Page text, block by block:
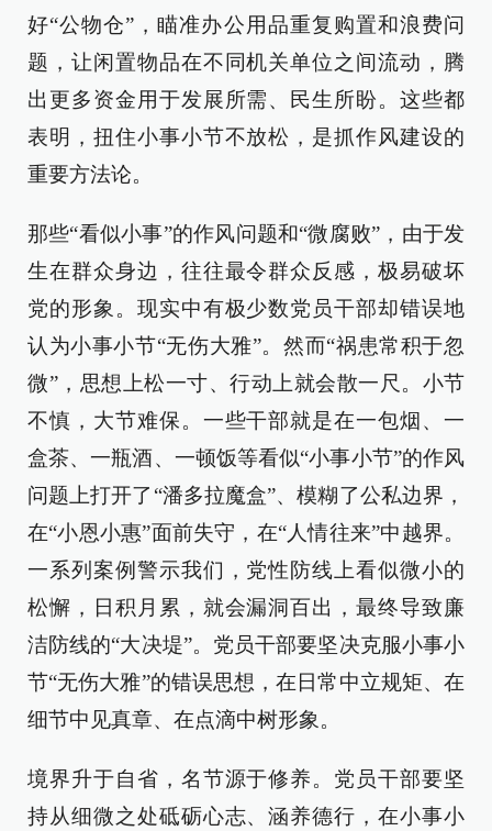
好“公物仓”，瞄准办公用品重复购置和浪费问
题，让闲置物品在不同机关单位之间流动，腾
出更多资金用于发展所需、民生所盼。这些都
表明，扭住小事小节不放松，是抓作风建设的
重要方法论。
那些“看似小事”的作风问题和“微腐败”，由于发
生在群众身边，往往最令群众反感，极易破坏
党的形象。现实中有极少数党员干部却错误地
认为小事小节“无伤大雅”。然而“祸患常积于忽
微”，思想上松一寸、行动上就会散一尺。小节
不慎，大节难保。一些干部就是在一包烟、一
盒茶、一瓶酒、一顿饭等看似“小事小节”的作风
问题上打开了“潘多拉魔盒”、模糊了公私边界，
在“小恩小惠”面前失守，在“人情往来”中越界。
一系列案例警示我们，党性防线上看似微小的
松懈，日积月累，就会漏洞百出，最终导致廉
洁防线的“大决堤”。党员干部要坚决克服小事小
节“无伤大雅”的错误思想，在日常中立规矩、在
细节中见真章、在点滴中树形象。
境界升于自省，名节源于修养。党员干部要坚
持从细微之处砥砺心志、涵养德行，在小事小